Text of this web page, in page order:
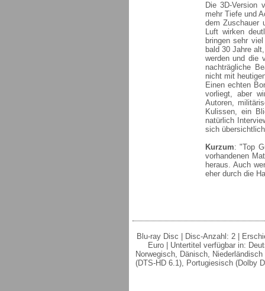
Die 3D-Version
mehr Tiefe und
dem Zuschauer
Luft wirken
bringen sehr
bald 30 Jahre
werden und die
nachträgliche
nicht mit
Einen echten
vorliegt, aber
Autoren,
Kulissen, ein
natürlich
sich
Kurzum: "Top
vorhandenen
heraus. Auch
eher durch die
Blu-ray Disc | Disc-Anzahl: 2 |
Euro | Untertitel verfügbar in:
Norwegisch, Dänisch,
(DTS-HD 6.1), Portugiesisch (Dolby